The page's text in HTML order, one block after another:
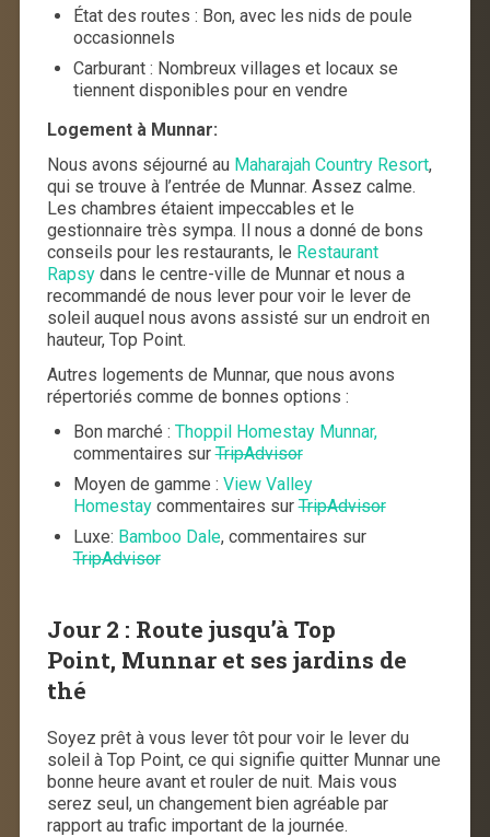
État des routes : Bon, avec les nids de poule
occasionnels
Carburant : Nombreux villages et locaux se
tiennent disponibles pour en vendre
Logement à Munnar:
Nous avons séjourné au Maharajah Country Resort,
qui se trouve à l’entrée de Munnar. Assez calme.
Les chambres étaient impeccables et le
gestionnaire très sympa. Il nous a donné de bons
conseils pour les restaurants, le Restaurant
Rapsydans le centre-ville de Munnar et nous a
recommandé de nous lever pour voir le lever de
soleil auquel nous avons assisté sur un endroit en
hauteur, Top Point.
Autres logements de Munnar, que nous avons
répertoriés comme de bonnes options :
Bon marché : Thoppil Homestay Munnar,
commentaires surTripAdvisor
Moyen de gamme : View Valley
Homestaycommentaires surTripAdvisor
Luxe: Bamboo Dale, commentaires sur
TripAdvisor
Jour 2 : Route jusqu’à Top
Point, Munnar et ses jardins de
thé
Soyez prêt à vous lever tôt pour voir le lever du
soleil à Top Point, ce qui signifie quitter Munnar une
bonne heure avant et rouler de nuit. Mais vous
serez seul, un changement bien agréable par
rapport au trafic important de la journée.